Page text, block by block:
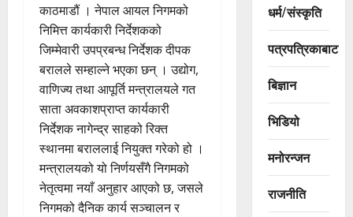
काठमाडौं । नेपाल आयल निगमको
निमित्त कार्यकारी निर्देशकको
जिम्मेवारी उपप्रबन्ध निर्देशक दीपक
बरालले सम्हाल्ने भएका छन् । उद्योग,
वाणिज्य तथा आपूर्ति मन्त्रालयले गत
साता अवकाशप्राप्त कार्यकारी
निर्देशक नागेन्द्र साहको रिक्त
स्थानमा बराललाई नियुक्त गरेको हो ।
मन्त्रालयको यो निर्णयसँगै निगमको
नेतृत्वमा नयाँ अनुहार आएको छ, जसले
निगमको दैनिक कार्य सञ्चालन र
धर्म/संस्कृति
पत्रपत्रिकाबाट
बिज्ञान
भिडियो
मनोरन्जन
राजनीति